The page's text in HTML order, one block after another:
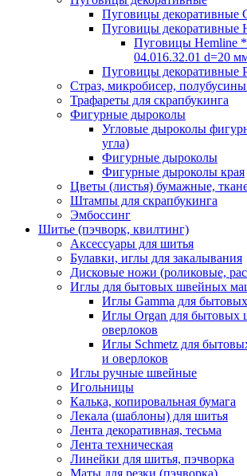
Пуговицы декоративные
Пуговицы декоративные
Пуговицы Hemline
04.016.32.01 d=20
Пуговицы декоративные
Страз, микробисер, полубусины
Трафареты для скрапбукинга
Фигурные дыроколы
Угловые дыроколы
угла)
Фигурные дыроколы
Фигурные дыроколы края
Цветы (листья) бумажные,
Штампы для скрапбукинга
Эмбоссинг
Шитье (пэчворк, квилтинг)
Аксессуары для шитья
Булавки, иглы для закалывания
Дисковые ножи (роликовые,
Иглы для бытовых швейных
Иглы Gamma для
Иглы Organ для
оверлоков
Иглы Schmetz для
и оверлоков
Иглы ручные швейные
Игольницы
Калька, копировальная бумага
Лекала (шаблоны) для шитья
Лента декоративная, тесьма
Лента техническая
Линейки для шитья, пэчворка
Маты для резки (пэчворка)